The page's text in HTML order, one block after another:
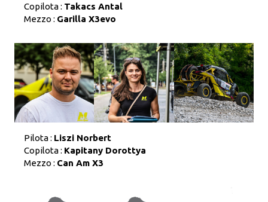
Copilota : Takacs Antal
Mezzo : Garilla X3evo
Pilota : Liszi Norbert
Copilota : Kapitany Dorottya
Mezzo : Can Am X3